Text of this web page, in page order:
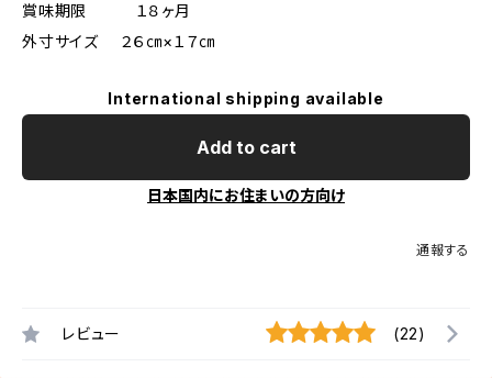
賞味期限 １８ヶ月
外寸サイズ ２６㎝×１７㎝
International shipping available
Add to cart
日本国内にお住まいの方向け
通報する
レビュー (22)